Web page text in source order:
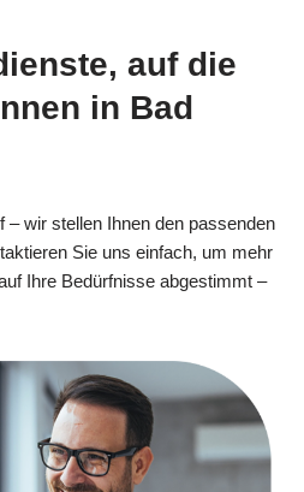
auf die
in Bad
wir stellen Ihnen den passenden
Sie uns einfach, um mehr
Ihre Bedürfnisse abgestimmt –